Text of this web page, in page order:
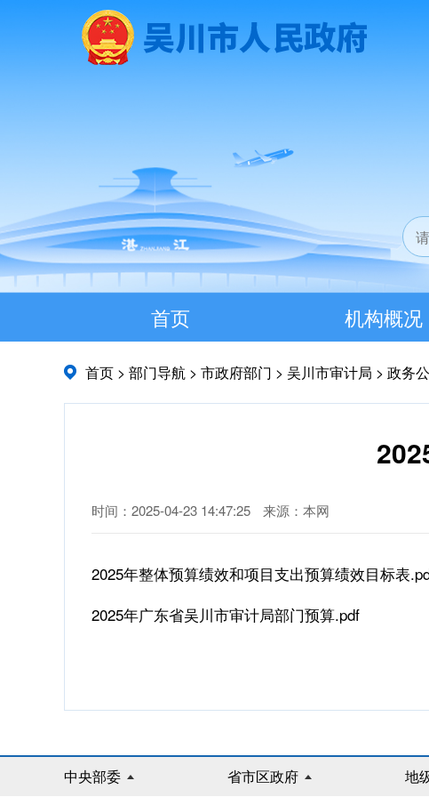
首页 机构概况
首页 > 部门导航 > 市政府部门 > 吴川市审计局 > 政务
时间：2025-04-23 14:47:25 来源：本网
2025年整体预算绩效和项目支出预算绩效目标表
2025年广东省吴川市审计局部门预算.pdf
中央部委 省市区政府 地